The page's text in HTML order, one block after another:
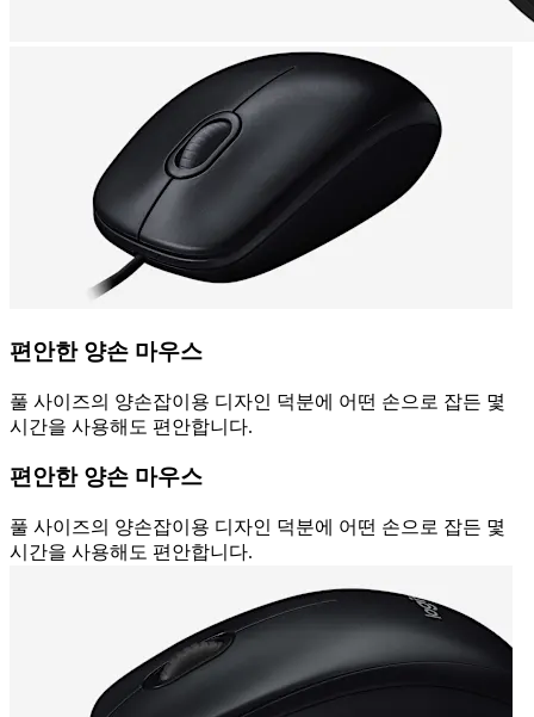
편안한 양손 마우스
풀 사이즈의 양손잡이용 디자인 덕분에 어떤 손으로 잡든 몇
시간을 사용해도 편안합니다.
편안한 양손 마우스
풀 사이즈의 양손잡이용 디자인 덕분에 어떤 손으로 잡든 몇
시간을 사용해도 편안합니다.